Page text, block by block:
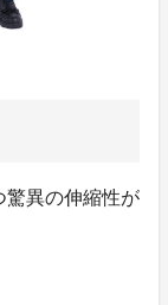
驚異の伸縮性が